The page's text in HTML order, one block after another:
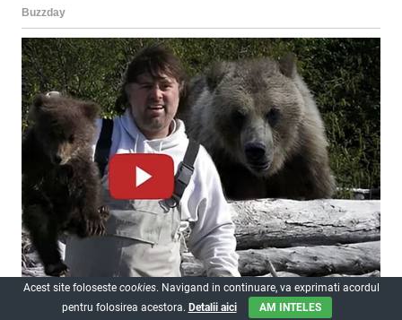
Acest site foloseste cookies. Navigand in continuare, va exprimati acordul
pentru folosirea acestora. Detalii aici AM INTELES